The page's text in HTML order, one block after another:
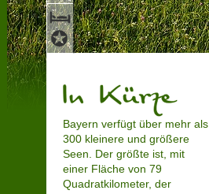
Bayern verfügt über mehr als
300 kleinere und größere
Seen. Der größte ist, mit
einer Fläche von 79
Quadratkilometer, der